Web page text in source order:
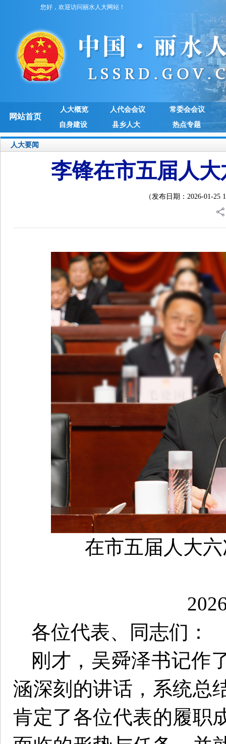
您好，欢迎访问丽水人大网站！
网站首页
人大概览 人代会会议
常委会会议
自身建设
县乡人大 热点专题
人大要闻
李锋在市五届人
（发布日期：2026-01-
在市五届人大
各位代表、同志们：
刚才，吴舜泽书记作
涵深刻的讲话，系统总
肯定了各位代表的履职